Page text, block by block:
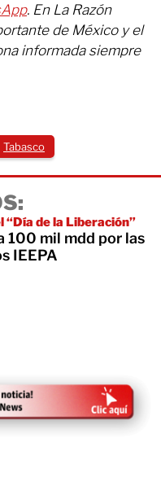
. En La Razón
de México y el
informada siempre
Tabasco
“Día de la Liberación”
100 mil mdd por las
IEEPA